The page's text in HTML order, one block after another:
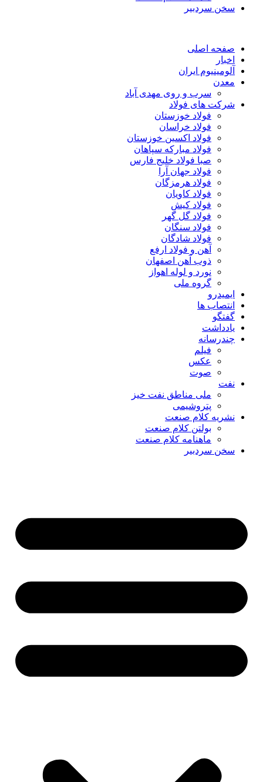
سخن سردبیر
صفحه اصلی
اخبار
آلومینیوم ایران
معدن
سرب و روی مهدی آباد
شرکت های فولاد
فولاد خوزستان
فولاد خراسان
فولاد اکسین خوزستان
فولاد مبارکه سپاهان
صبا فولاد خلیج فارس
فولاد جهان آرا
فولاد هرمزگان
فولاد کاویان
فولاد کیش
فولاد گل گهر
فولاد سنگان
فولاد شادگان
آهن و فولاد ارفع
ذوب آهن اصفهان
نورد و لوله اهواز
گروه ملی
ایمیدرو
انتصاب ها
گفتگو
یادداشت
چندرسانه
فیلم
عکس
صوت
نفت
ملی مناطق نفت خیز
پتروشیمی
نشریه کلام صنعت
بولتن کلام صنعت
ماهنامه کلام صنعت
سخن سردبیر